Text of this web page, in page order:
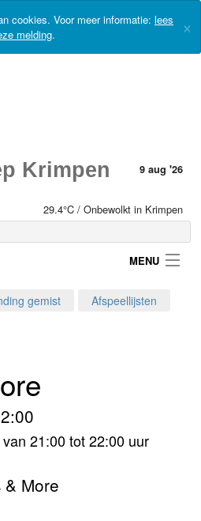
cookies. Voor meer informatie: lees
melding. ×
Krimpen 9 aug '26
29.4°C / Onbewolkt in Krimpen
MENU
gemist
Afspeellijsten
21:00 tot 22:00 uur
More